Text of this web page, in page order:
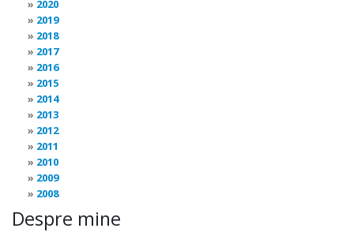
2020
2019
2018
2017
2016
2015
2014
2013
2012
2011
2010
2009
2008
Despre mine